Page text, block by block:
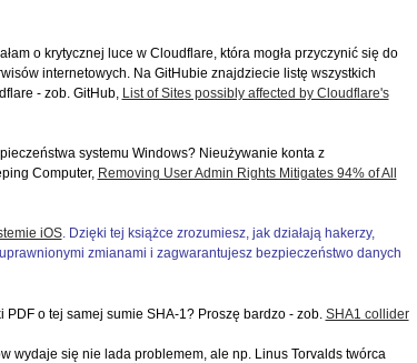
o krytycznej luce w Cloudflare, która mogła przyczynić się do
internetowych. Na GitHubie znajdziecie listę wszystkich
- zob. GitHub, List of Sites possibly affected by Cloudflare's
systemu Windows? Nieużywanie konta z
Computer, Removing User Admin Rights Mitigates 94% of All
iOS. Dzięki tej książce zrozumiesz, jak działają hakerzy,
zmianami i zagwarantujesz bezpieczeństwo danych
o tej samej sumie SHA-1? Proszę bardzo - zob. SHA1 collider
wydaje się nie lada problemem, ale np. Linus Torvalds twórca